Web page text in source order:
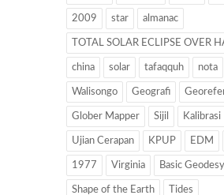
2009 star almanac
TOTAL SOLAR ECLIPSE OVER
china solar tafaqquh nota
Walisongo Geografi
Glober Mapper Sijil Kalibrasi
Ujian Cerapan KPUP EDM
1977 Virginia Basic Geodesy
Shape of the Earth Tides